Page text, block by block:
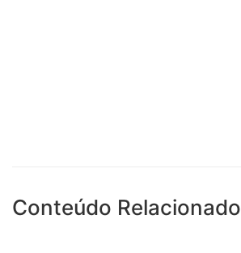
Conteúdo Relacionado